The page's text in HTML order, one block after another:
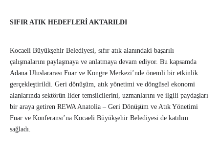
SIFIR ATIK HEDEFLERİ AKTARILDI
Kocaeli Büyükşehir Belediyesi, sıfır atık alanındaki başarılı
çalışmalarını paylaşmaya ve anlatmaya devam ediyor. Bu kapsamda
Adana Uluslararası Fuar ve Kongre Merkezi’nde önemli bir etkinlik
gerçekleştirildi. Geri dönüşüm, atık yönetimi ve döngüsel ekonomi
alanlarında sektörün lider temsilcilerini, uzmanlarını ve ilgili paydaşları
bir araya getiren REWA Anatolia – Geri Dönüşüm ve Atık Yönetimi
Fuar ve Konferansı’na Kocaeli Büyükşehir Belediyesi de katılım
sağladı.